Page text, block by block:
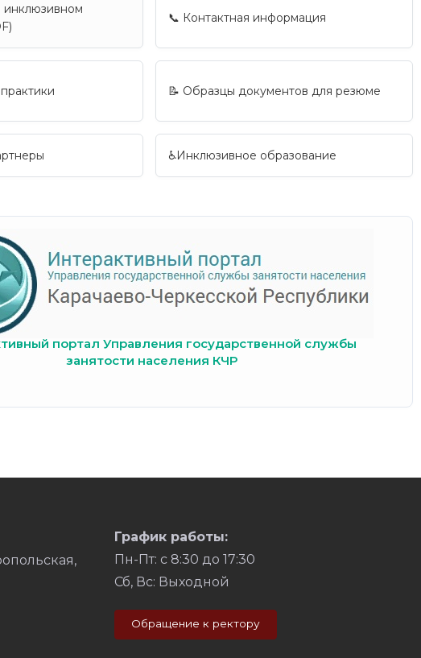
📞 Контактная информация
📝 Образцы документов для резюме
♿Инклюзивное образование
портал Управления государственной службы
занятости населения КЧР
График работы:
Пн-Пт: с 8:30 до 17:30
Сб, Вс: Выходной
Обращение к ректору